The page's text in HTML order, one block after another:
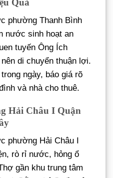
Quả
phường Thanh Bình
nước sinh hoạt an
tuyến Ông Ích
di chuyển thuận lợi.
ngày, báo giá rõ
và nhà cho thuê.
Hải Châu I Quận
phường Hải Châu I
rò rỉ nước, hỏng ổ
gần khu trung tâm